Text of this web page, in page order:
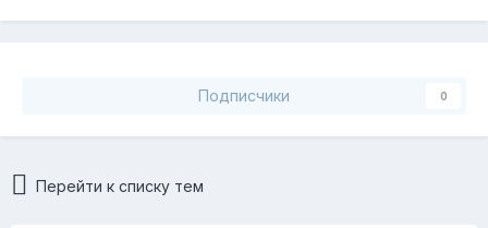
Подписчики 0
Перейти к списку тем